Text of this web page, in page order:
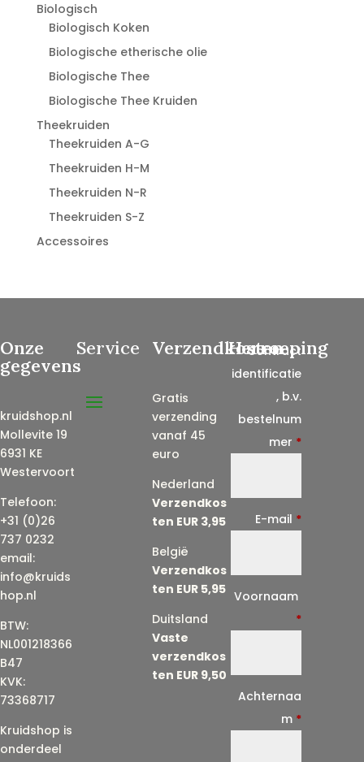
Biologisch
Biologisch Koken
Biologische etherische olie
Biologische Thee
Biologische Thee Kruiden
Theekruiden
Theekruiden A-G
Theekruiden H-M
Theekruiden N-R
Theekruiden S-Z
Accessoires
Onze
gegevens
kruidshop.nl
Mollevite 19
6931 KE
Westervoort
Telefoon:
+31 (0)26
737 0232
email:
info@kruids
hop.nl
BTW:
NL001218366
B47
KVK:
73368717
Kruidshop is
onderdeel
Service Verzendkosten
Gratis
verzending
vanaf 45
euro
Nederland
Verzendkos
ten EUR 3,95
België
Verzendkos
ten EUR 5,95
Duitsland
Vaste
verzendkos
ten EUR 9,50
Herroeping
Contract
identificatie
, b.v.
bestelnum
mer *
E-mail *
Voornaam
*
Achternaa
m *